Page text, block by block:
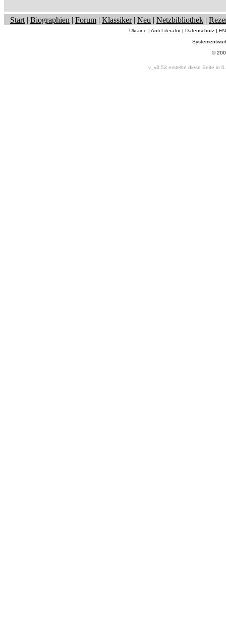
Start | Biographien | Forum | Klassiker| Neu | Netzbibliothek |
Ukraine | Anti-Literatur| Datenschutz|
©
v_v3.53 erstellte diese Seite in